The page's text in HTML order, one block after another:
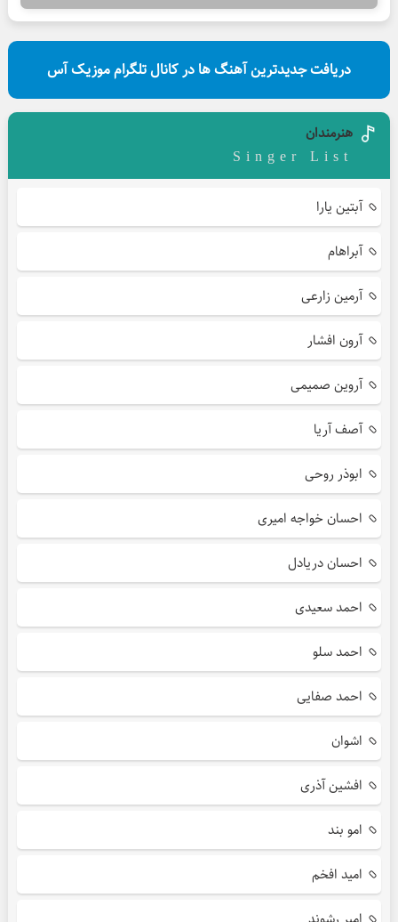
دریافت جدیدترین آهنگ ها در کانال تلگرام موزیک آس
هنرمندان
Singer List
آبتین یارا
آبراهام
آرمین زارعی
آرون افشار
آروین صمیمی
آصف آریا
ابوذر روحی
احسان خواجه امیری
احسان دریادل
احمد سعیدی
احمد سلو
احمد صفایی
اشوان
افشین آذری
امو بند
امید افخم